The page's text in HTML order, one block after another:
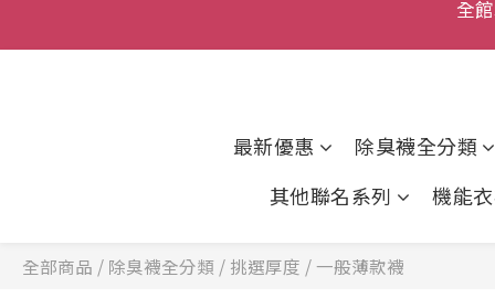
全
情人
父親
全
最新優惠 除臭襪全分類
其他聯名系列
機能
全部商品 / 除臭襪全分類 / 挑選厚度 /一般薄款襪